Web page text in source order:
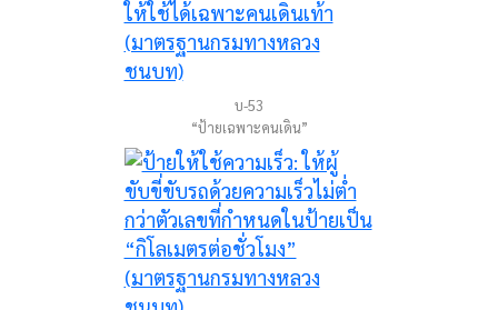
บ-53
“ป้ายเฉพาะคนเดิน”